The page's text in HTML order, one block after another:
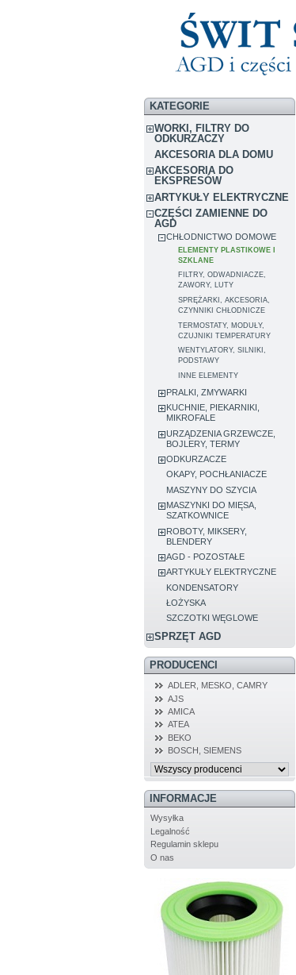
KATEGORIE
WORKI, FILTRY DO
ODKURZACZY
AKCESORIA DLA DOMU
AKCESORIA DO
EKSPRESÓW
ARTYKUŁY ELEKTRYCZNE
CZĘŚCI ZAMIENNE DO
AGD
CHŁODNICTWO DOMOWE
ELEMENTY PLASTIKOWE I
SZKLANE
FILTRY, ODWADNIACZE,
ZAWORY, LUTY
SPRĘŻARKI, AKCESORIA,
CZYNNIKI CHŁODNICZE
TERMOSTATY, MODUŁY,
CZUJNIKI TEMPERATURY
WENTYLATORY, SILNIKI,
PODSTAWY
INNE ELEMENTY
PRALKI, ZMYWARKI
KUCHNIE, PIEKARNIKI,
MIKROFALE
URZĄDZENIA GRZEWCZE,
BOJLERY, TERMY
ODKURZACZE
OKAPY, POCHŁANIACZE
MASZYNY DO SZYCIA
MASZYNKI DO MIĘSA,
SZATKOWNICE
ROBOTY, MIKSERY,
BLENDERY
AGD - POZOSTAŁE
ARTYKUŁY ELEKTRYCZNE
KONDENSATORY
ŁOŻYSKA
SZCZOTKI WĘGLOWE
SPRZĘT AGD
PRODUCENCI
ADLER, MESKO, CAMRY
AJS
AMICA
ATEA
BEKO
BOSCH, SIEMENS
INFORMACJE
Wysyłka
Legalność
Regulamin sklepu
O nas